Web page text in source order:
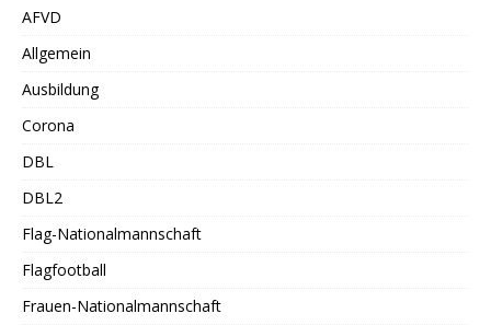
AFVD
Allgemein
Ausbildung
Corona
DBL
DBL2
Flag-Nationalmannschaft
Flagfootball
Frauen-Nationalmannschaft